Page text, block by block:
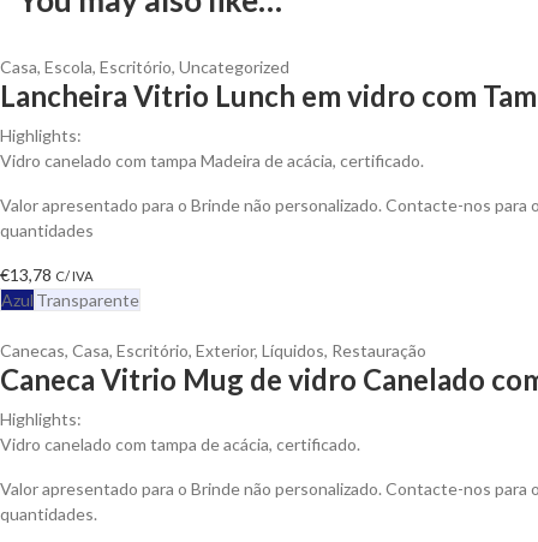
Casa, Escola, Escritório, Uncategorized
Lancheira Vitrio Lunch em vidro com
Highlights:
Vidro canelado com tampa Madeira de acácia, certificado.
Valor apresentado para o Brinde não personalizado. Contacte-nos
quantidades
€13,78 C/ IVA
Azul Transparente
Canecas, Casa, Escritório, Exterior, Líquidos, Restauração
Caneca Vitrio Mug de vidro Canelado
Highlights:
Vidro canelado com tampa de acácia, certificado.
Valor apresentado para o Brinde não personalizado. Contacte-nos
quantidades.